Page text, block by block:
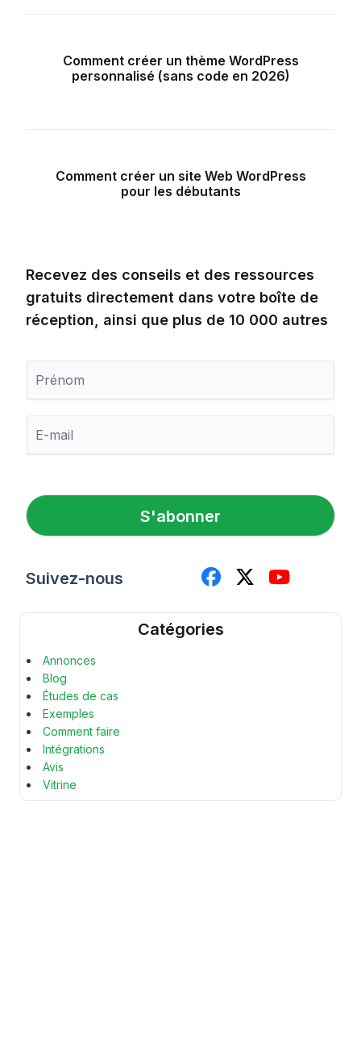
Comment créer un thème WordPress
personnalisé (sans code en 2026)
Comment créer un site Web WordPress
pour les débutants
Recevez des conseils et des ressources
gratuits directement dans votre boîte de
réception, ainsi que plus de 10 000 autres
é
n
m
l
*
S'abonner
Suivez-nous
Catégories
Annonces
Blog
Études de cas
Exemples
Comment faire
Intégrations
Avis
Vitrine